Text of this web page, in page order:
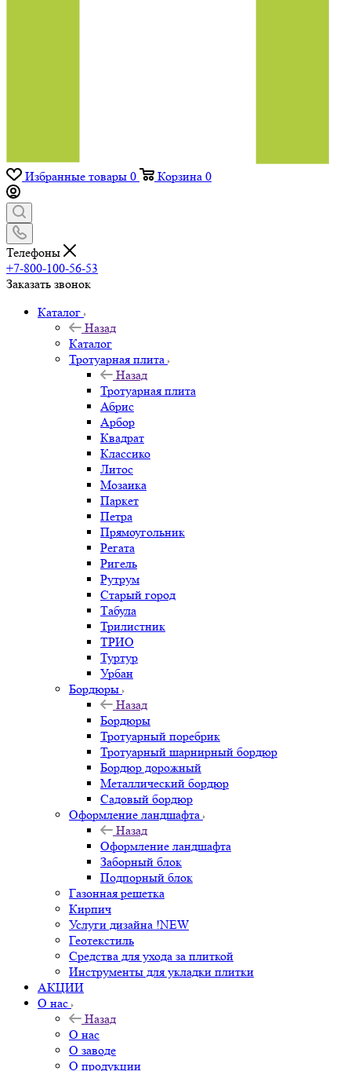
Избранные товары 0 Корзина 0
Телефоны
+7-800-100-56-53
Заказать звонок
Каталог
Назад
Каталог
Тротуарная плита
Назад
Тротуарная плита
Абрис
Арбор
Квадрат
Классико
Литос
Мозаика
Паркет
Петра
Прямоугольник
Регата
Ригель
Рутрум
Старый город
Табула
Трилистник
ТРИО
Туртур
Урбан
Бордюры
Назад
Бордюры
Тротуарный поребрик
Тротуарный шарнирный бордюр
Бордюр дорожный
Металлический бордюр
Садовый бордюр
Оформление ландшафта
Назад
Оформление ландшафта
Заборный блок
Подпорный блок
Газонная решетка
Кирпич
Услуги дизайна !NEW
Геотекстиль
Средства для ухода за плиткой
Инструменты для укладки плитки
АКЦИИ
О нас
Назад
О нас
О заводе
О продукции